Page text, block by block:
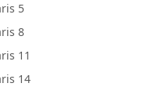
5
8
11
14